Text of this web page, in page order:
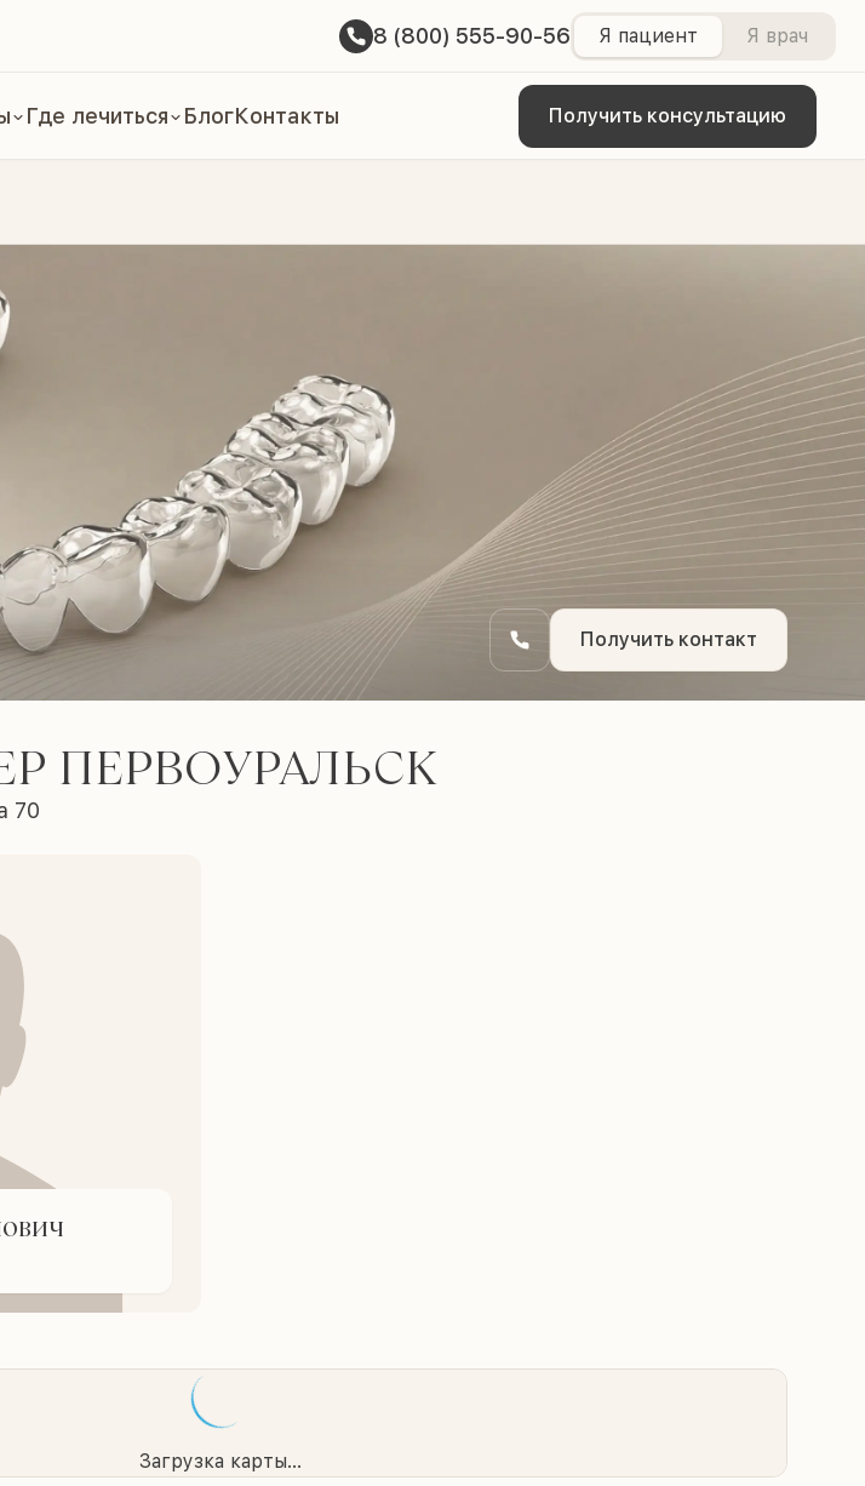
8 (800) 555-90-56 Я пациент Я врач
Где лечиться БлогКонтакты Получить консультацию
Получить контакт
ПЕРВОУРАЛЬСК
70
Загрузка карты...